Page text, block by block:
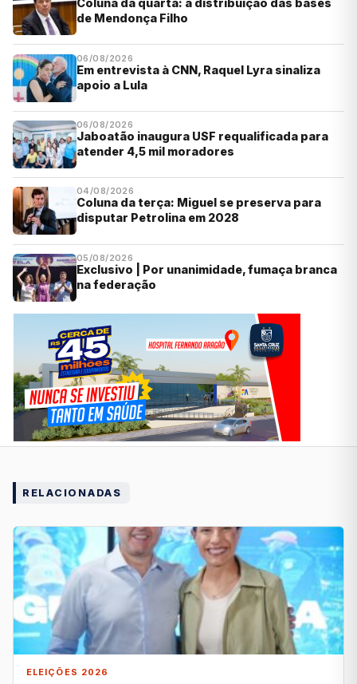
Coluna da quarta: a distribuição das bases
de Mendonça Filho
06/08/2026
Em entrevista à CNN, Raquel Lyra sinaliza
apoio a Lula
06/08/2026
Jaboatão inaugura USF requalificada para
atender 4,5 mil moradores
04/08/2026
Coluna da terça: Miguel se preserva para
disputar Petrolina em 2028
05/08/2026
Exclusivo | Por unanimidade, fumaça branca
na federação
RELACIONADAS
ELEIÇÕES 2026